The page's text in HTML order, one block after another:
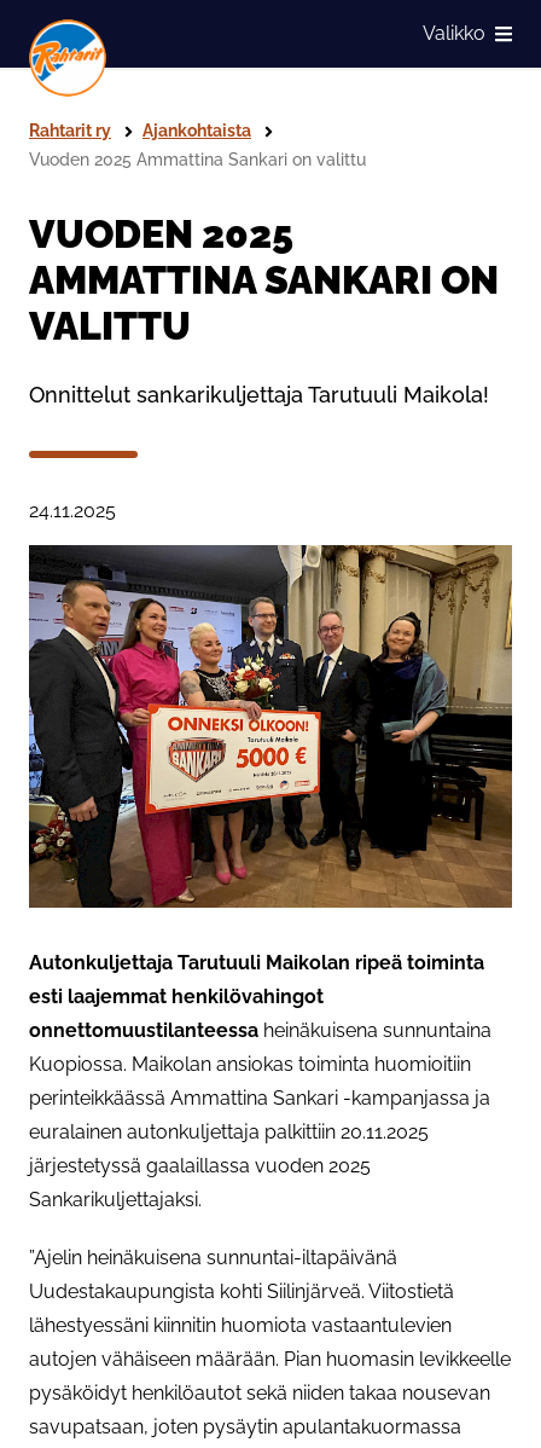
Siirry sivun sisältöön
Näytä
Valikko
Rahtarit ry
Ajankohtaista
Vuoden 2025 Ammattina Sankari on valittu
VUODEN 2025
AMMATTINA SANKARI ON
VALITTU
Onnittelut sankarikuljettaja Tarutuuli Maikola!
Julkaistu:
24.11.2025
Autonkuljettaja Tarutuuli Maikolan ripeä toiminta
esti laajemmat henkilövahingot
onnettomuustilanteessa heinäkuisena sunnuntaina
Kuopiossa. Maikolan ansiokas toiminta huomioitiin
perinteikkäässä Ammattina Sankari -kampanjassa ja
euralainen autonkuljettaja palkittiin 20.11.2025
järjestetyssä gaalaillassa vuoden 2025
Sankarikuljettajaksi.
”Ajelin heinäkuisena sunnuntai-iltapäivänä
Uudestakaupungista kohti Siilinjärveä. Viitostietä
lähestyessäni kiinnitin huomiota vastaantulevien
autojen vähäiseen määrään. Pian huomasin levikkeelle
pysäköidyt henkilöautot sekä niiden takaa nousevan
savupatsaan, joten pysäytin apulantakuormassa